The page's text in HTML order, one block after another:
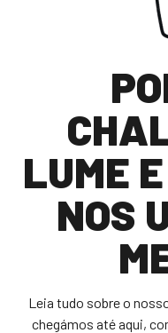
LUME
NOS
Leia tudo sobre o
chegámos até aqui,